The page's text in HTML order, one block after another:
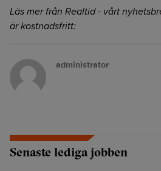
Läs mer från Realtid - vårt
är kostnadsfritt:
administrator
Senaste lediga jobben